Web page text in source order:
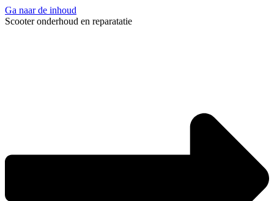
Ga naar de inhoud
Scooter onderhoud en reparatatie